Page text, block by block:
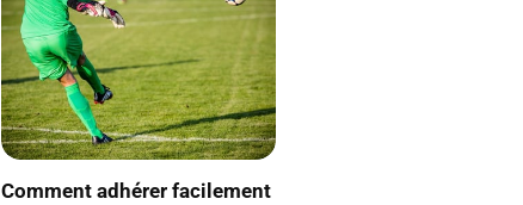
Comment adhérer facilement